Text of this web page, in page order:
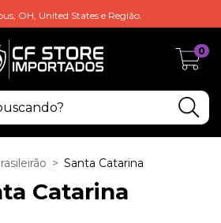
OH, United States e Região.
0
> Santa Catarina
Catarina